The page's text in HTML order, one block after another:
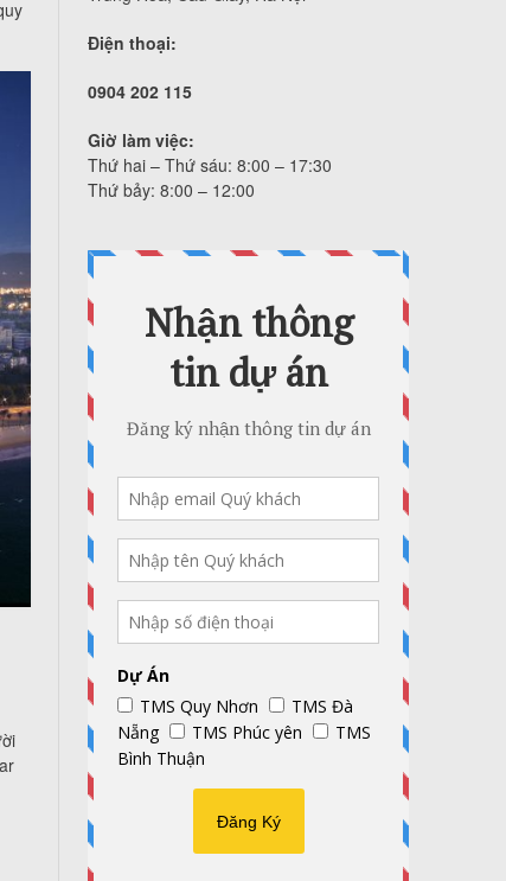
Điện thoại:
0904 202 115
Giờ làm việc:
Thứ hai – Thứ sáu: 8:00 – 17:30
Thứ bảy: 8:00 – 12:00